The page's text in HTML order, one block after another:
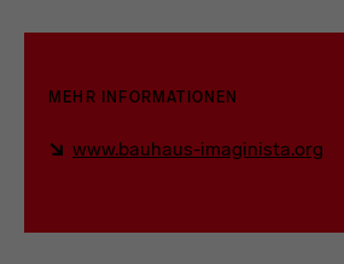
Verlinkung auf
MEHR INFORMATIONEN
www.bauhaus-imaginista.org